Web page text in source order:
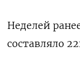
Неделей
составляло